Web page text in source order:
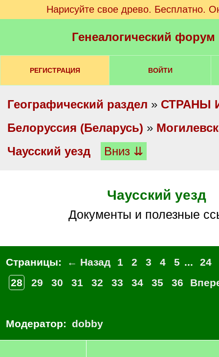
Нарисуйте свое древо. Бесплатно.
Генеалогический
РЕГИСТРАЦИЯ ВОЙТИ
Географический раздел » СТРАНЫ
Белоруссия (Беларусь) »
Чаусский уезд
Вниз ⇊
Чаусский уезд
Документы и полезные
Страницы: ← Назад 1 2 3 4 5 ...
24
28
29 30 31 32 33 34 35 36
Модератор: dobby